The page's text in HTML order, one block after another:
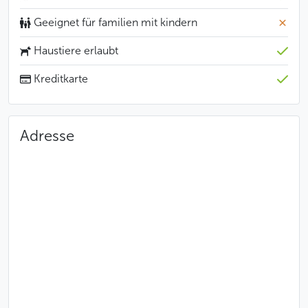
Geeignet für familien mit kindern
Haustiere erlaubt
Kreditkarte
Adresse